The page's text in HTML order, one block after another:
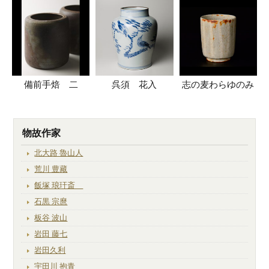
備前手焙 二 呉須 花入 志の麦わらゆのみ
物故作家
北大路 魯山人
荒川 豊藏
飯塚 琅玕斎
石黒 宗麿
板谷 波山
岩田 藤七
岩田久利
宇田川 抱青